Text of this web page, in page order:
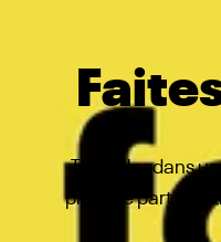
Travailler dans
prendre part à